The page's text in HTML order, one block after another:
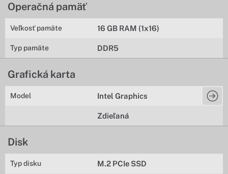
Operačná pamäť
Veľkosť pamäte 16 GB RAM (1x16)
Typ pamäte DDR5
Grafická karta
Model Intel Graphics
Zdieľaná
Disk
Typ disku M.2 PCIe SSD